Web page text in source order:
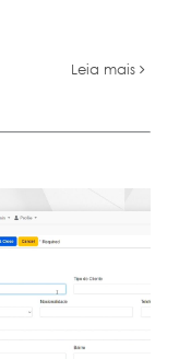
Leia mais